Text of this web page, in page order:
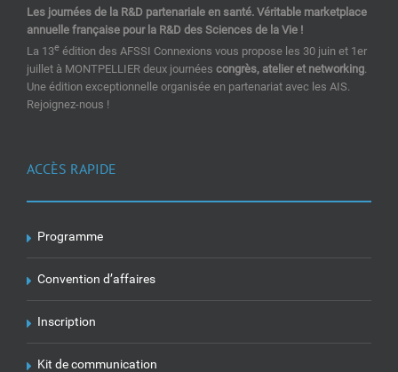
Les journées de la R&D partenariale en santé. Véritable marketplace
annuelle française pour la R&D des Sciences de la Vie !
La 13e édition des AFSSI Connexions vous propose les 30 juin et 1er
juillet à MONTPELLIER deux journées congrès, atelier et networking.
Une édition exceptionnelle organisée en partenariat avec les AIS.
Rejoignez-nous !
ACCÈS RAPIDE
Programme
Convention d’affaires
Inscription
Kit de communication